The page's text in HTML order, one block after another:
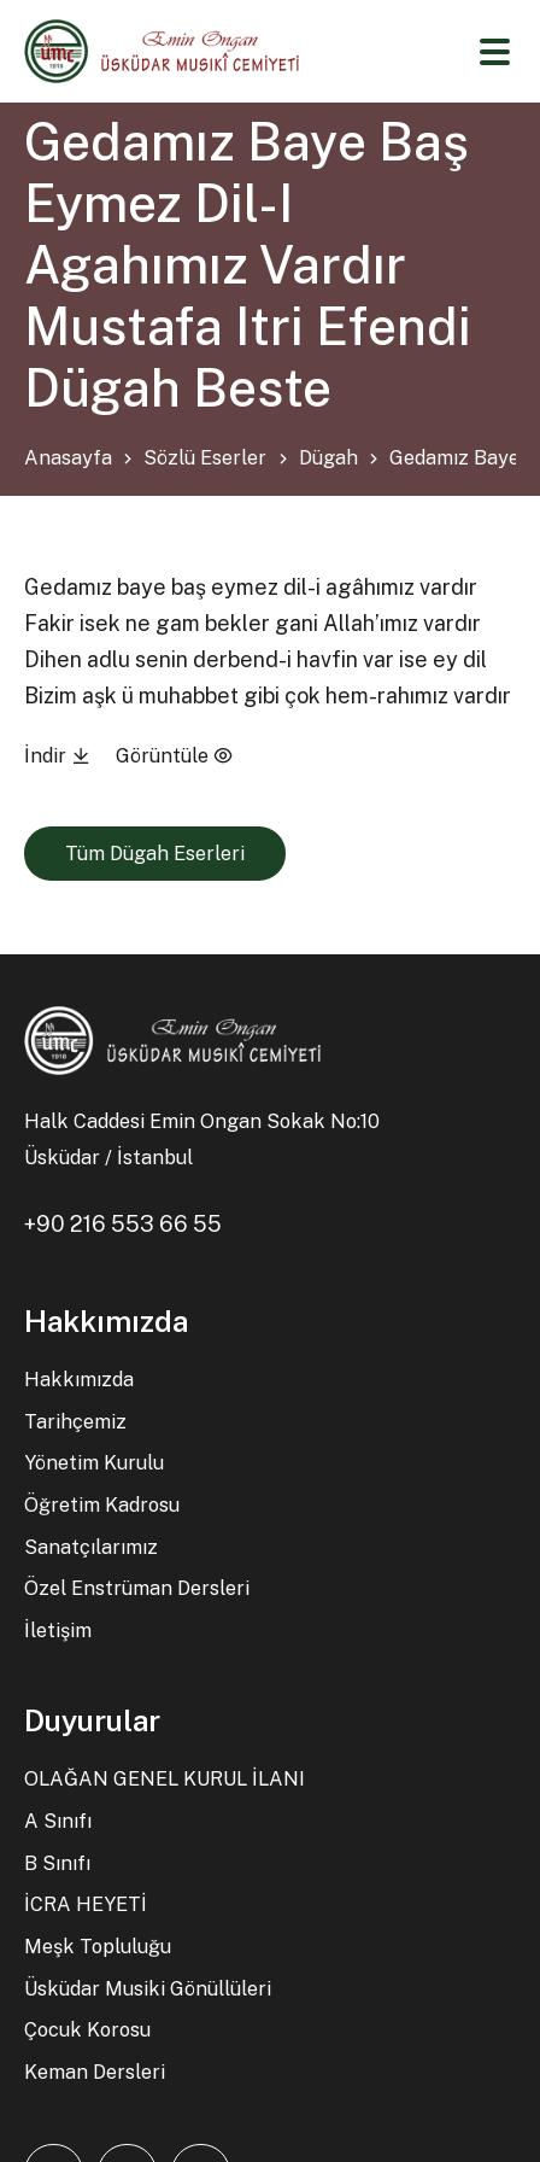
Gedamız Baye Baş
Eymez Dil-I
Agahımız Vardır
Mustafa Itri Efendi
Dügah Beste
Anasayfa Sözlü Eserler Dügah Gedamız Baye
Gedamız baye baş eymez dil-i agâhımız vardır
Fakir isek ne gam bekler gani Allah’ımız vardır
Dihen adlu senin derbend-i havfin var ise ey dil
Bizim aşk ü muhabbet gibi çok hem-rahımız vardır
İndir Görüntüle
Tüm Dügah Eserleri
Halk Caddesi Emin Ongan Sokak No:10
Üsküdar / İstanbul
+90 216 553 66 55
Hakkımızda
Hakkımızda
Tarihçemiz
Yönetim Kurulu
Öğretim Kadrosu
Sanatçılarımız
Özel Enstrüman Dersleri
İletişim
Duyurular
OLAĞAN GENEL KURUL İLANI
A Sınıfı
B Sınıfı
İCRA HEYETİ
Meşk Topluluğu
Üsküdar Musiki Gönüllüleri
Çocuk Korosu
Keman Dersleri